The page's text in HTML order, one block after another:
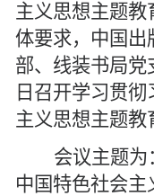
主义思想主题
体要求，中国出
部、线装书局党
日召开学习贯
主义思想主题教
会议主题
中国特色社会